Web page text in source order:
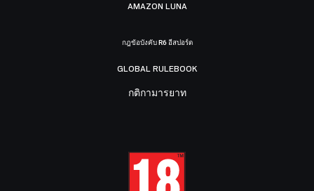
AMAZON LUNA
กฎข้อบังคับ R6 อีสปอร์ต
GLOBAL RULEBOOK
กติกามารยาท